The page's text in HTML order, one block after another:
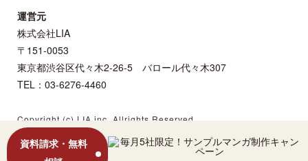
資料請求・無料
運営元
株式会社LIA
〒151-0053
東京都渋谷区代々木2-26-5 バロール代々木307
TEL：03-6276-4460
Copyright (c) LIA,inc. Allrights Reserved.